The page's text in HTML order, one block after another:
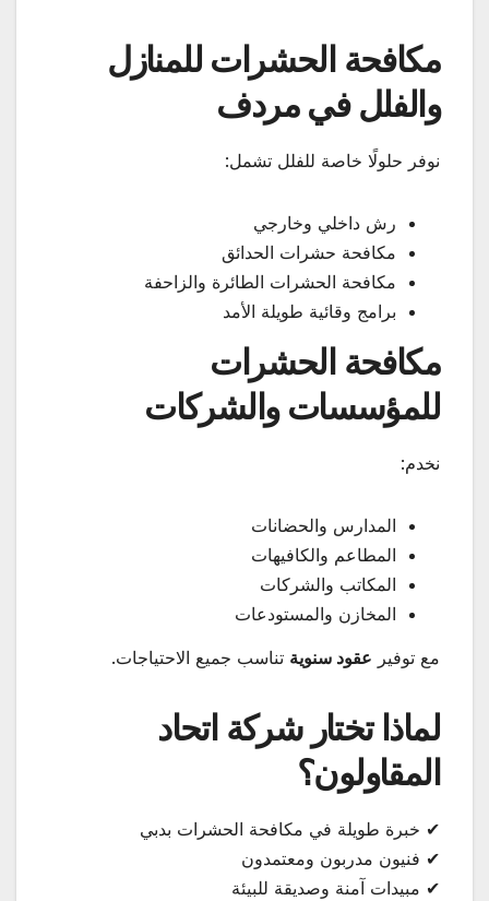
مكافحة الحشرات للمنازل
والفلل في مردف
نوفر حلولًا خاصة للفلل تشمل:
رش داخلي وخارجي
مكافحة حشرات الحدائق
مكافحة الحشرات الطائرة والزاحفة
برامج وقائية طويلة الأمد
مكافحة الحشرات
للمؤسسات والشركات
نخدم:
المدارس والحضانات
المطاعم والكافيهات
المكاتب والشركات
المخازن والمستودعات
مع توفير عقود سنوية تناسب جميع الاحتياجات.
لماذا تختار شركة اتحاد
المقاولون؟
✔ خبرة طويلة في مكافحة الحشرات بدبي
✔ فنيون مدربون ومعتمدون
✔ مبيدات آمنة وصديقة للبيئة